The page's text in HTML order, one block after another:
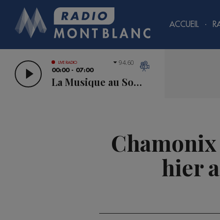
ACCUEIL
LIVE RADIO
00:00 - 07:00
La Musique au Sommet
94.60
hier